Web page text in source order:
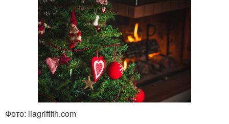
Фото: liagriffith.com